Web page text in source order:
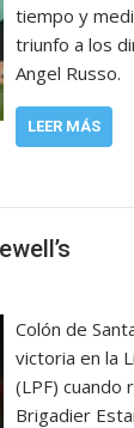
tiempo y
triunfo a los
Angel Russo.
LEER MÁS
Colón de
victoria en la
(LPF) cuando
Brigadier